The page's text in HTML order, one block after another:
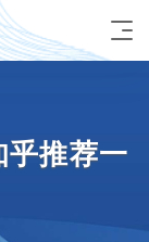
推荐一